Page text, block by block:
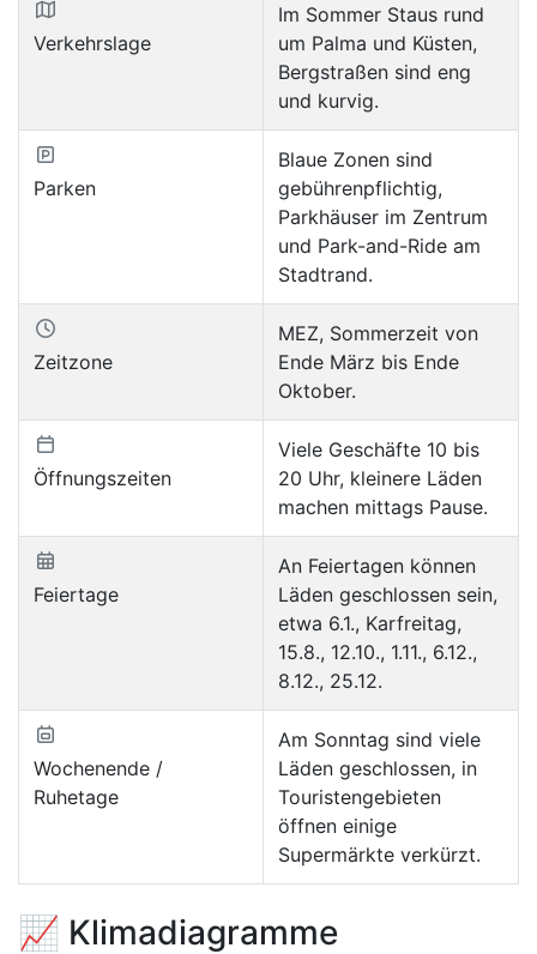
Verkehrslage
Im Sommer Staus rund
um Palma und Küsten,
Bergstraßen sind eng
und kurvig.
Parken
Blaue Zonen sind
gebührenpflichtig,
Parkhäuser im Zentrum
und Park-and-Ride am
Stadtrand.
Zeitzone
MEZ, Sommerzeit von
Ende März bis Ende
Oktober.
Öffnungszeiten
Viele Geschäfte 10 bis
20 Uhr, kleinere Läden
machen mittags Pause.
Feiertage
An Feiertagen können
Läden geschlossen sein,
etwa 6.1., Karfreitag,
15.8., 12.10., 1.11., 6.12.,
8.12., 25.12.
Wochenende /
Ruhetage
Am Sonntag sind viele
Läden geschlossen, in
Touristengebieten
öffnen einige
Supermärkte verkürzt.
📈 Klimadiagramme